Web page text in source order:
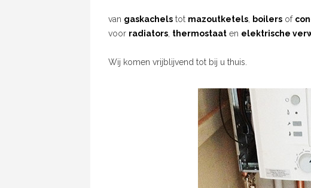
van gaskachels tot mazoutketels boilers of
voor radiators thermostaat en elektrische
Wij komen vrijblijvend tot bij u thuis.